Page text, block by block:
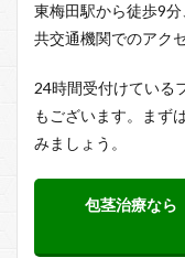
東梅田駅から徒歩9
共交通機関でのアク
24時間受付けている
もございます。まず
みましょう。
包茎治療な